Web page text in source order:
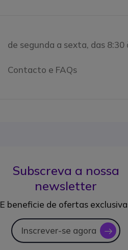
de segunda a sexta, das 8:30
Contacto e FAQs
Subscreva a nossa
newsletter
E beneficie de ofertas
Inscrever-se agora icon